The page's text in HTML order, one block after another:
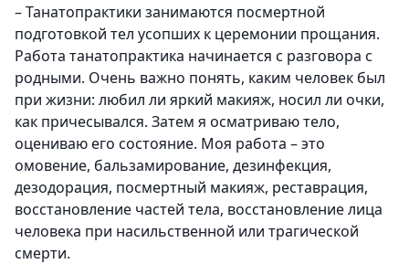
– Танатопрактики занимаются посмертной
подготовкой тел усопших к церемонии прощания.
Работа танатопрактика начинается с разговора с
родными. Очень важно понять, каким человек был
при жизни: любил ли яркий макияж, носил ли очки,
как причесывался. Затем я осматриваю тело,
оцениваю его состояние. Моя работа – это
омовение, бальзамирование, дезинфекция,
дезодорация, посмертный макияж, реставрация,
восстановление частей тела, восстановление лица
человека при насильственной или трагической
смерти.